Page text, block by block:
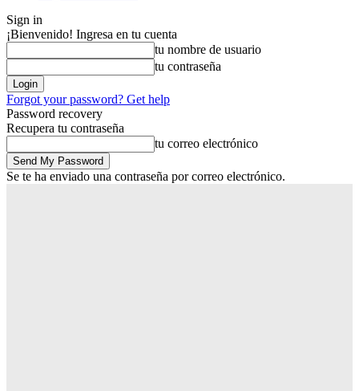
Sign in
¡Bienvenido! Ingresa en tu cuenta
tu nombre de usuario
tu contraseña
Forgot your password? Get help
Password recovery
Recupera tu contraseña
tu correo electrónico
Se te ha enviado una contraseña por correo electrónico.